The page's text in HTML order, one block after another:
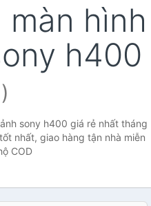
hình
h400
sony h400 giá rẻ nhất tháng
nhất, giao hàng tận nhà miễn
COD